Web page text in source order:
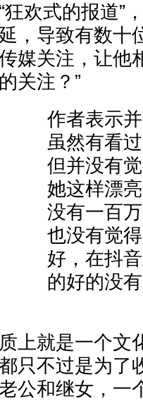
欢式的报道”
，导致有数十
媒关注，让他
关注？”
作者表示
虽然有看
但并没有
她这样漂
没有一百
也没有觉
好，在抖
的好的没
上就是一个文
只不过是为了
公和继女，一